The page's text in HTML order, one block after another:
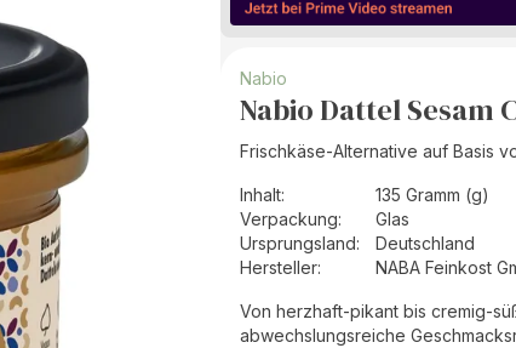
Nabio
Nabio Dattel Sesam
Frischkäse-Alternative auf Basis
Inhalt:
135 Gramm (g)
Verpackung:
Glas
Ursprungsland:
Deutschland
Hersteller: NABA Feinkost
Von herzhaft-pikant bis cremig-
abwechslungsreiche